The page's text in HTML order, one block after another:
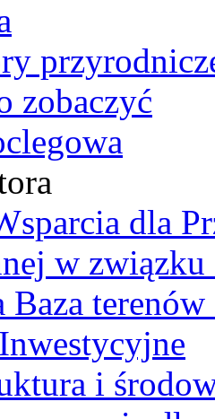
zobaczyć
dla
w
Baza
i